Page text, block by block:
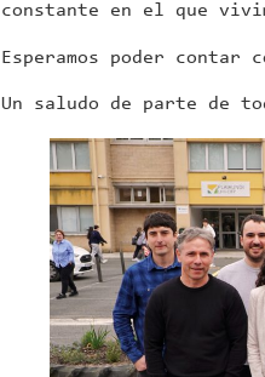
constante en el que
Esperamos poder contar
Un saludo de parte de